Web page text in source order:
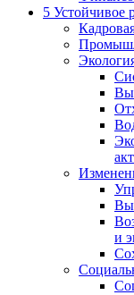
5 Устойчивое
и